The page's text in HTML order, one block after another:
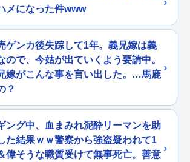
メになった件www
ゲンカ後失踪して1年。義兄嫁は義
ので、今姑が出ていくよう要請中。
嫁がこんな事を言い出した。…馬鹿
？
ング中、血まみれ泥酔リーマンを助
た結果ｗｗ警察から強盗疑われて1
偉そうな職質受けて無事死亡。善意